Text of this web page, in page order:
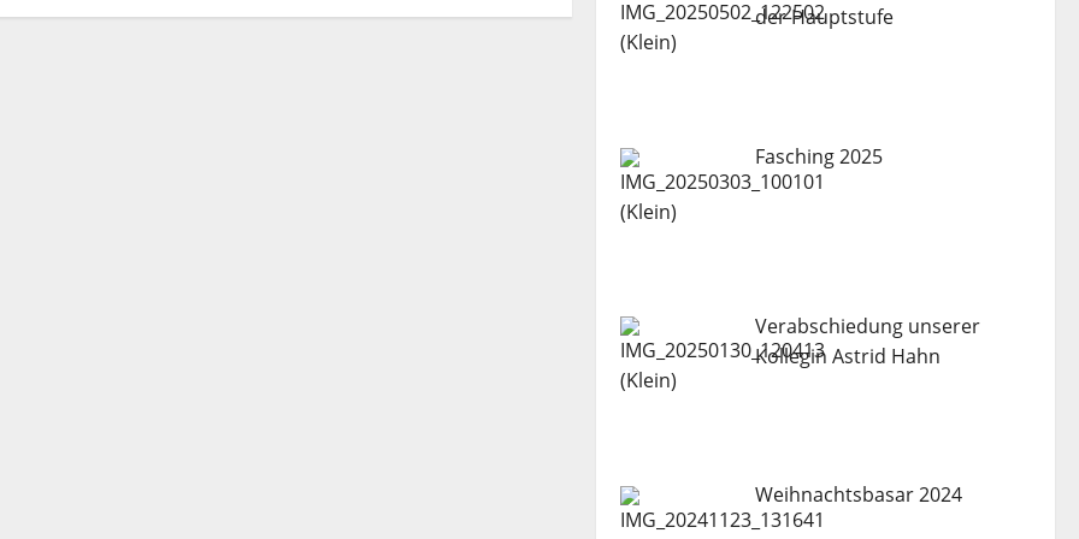
der Hauptstufe
Fasching 2025
Verabschiedung unserer
Kollegin Astrid Hahn
Weihnachtsbasar 2024